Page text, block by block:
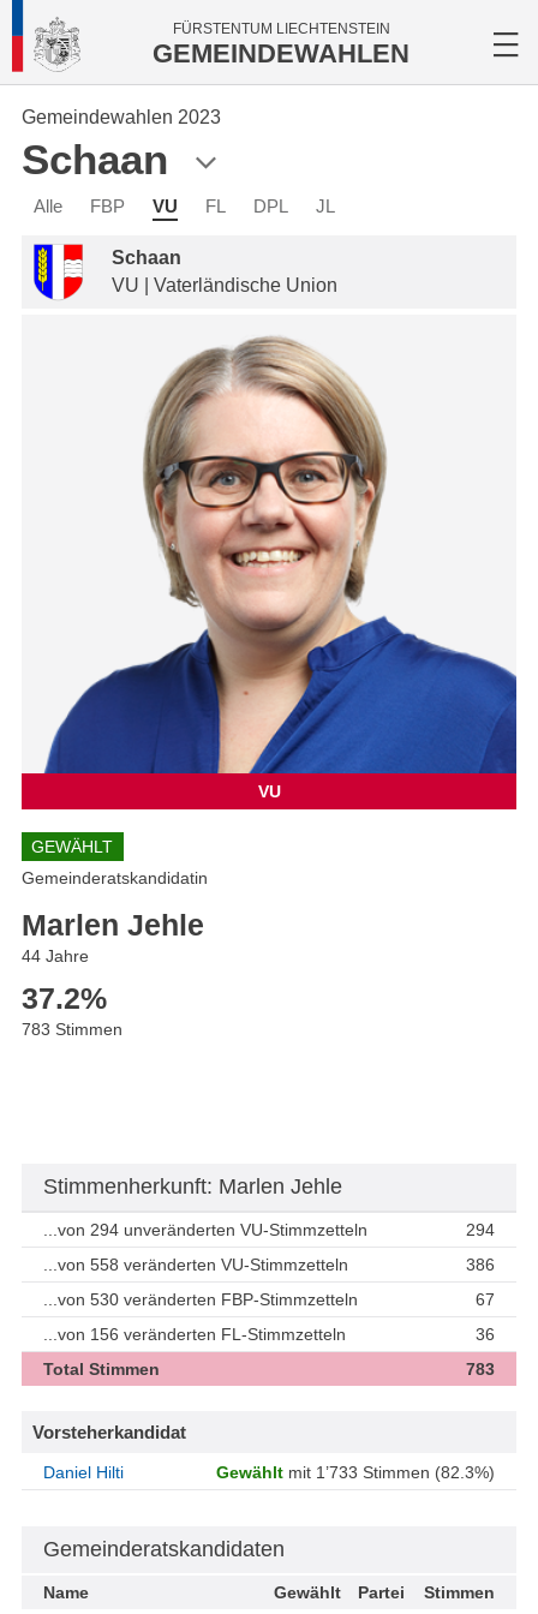
FÜRSTENTUM LIECHTENSTEIN
GEMEINDEWAHLEN
Gemeindewahlen 2023
Schaan
Alle FBP VU FL DPL JL
Schaan
VU | Vaterländische Union
VU
GEWÄHLT
Gemeinderatskandidatin
Marlen Jehle
44 Jahre
37.2%
783 Stimmen
Stimmenherkunft: Marlen Jehle
...von 294 unveränderten VU-Stimmzetteln
294
...von 558 veränderten VU-Stimmzetteln
386
...von 530 veränderten FBP-Stimmzetteln
67
...von 156 veränderten FL-Stimmzetteln
36
Total Stimmen
783
Vorsteherkandidat
Daniel Hilti Gewählt mit 1’733 Stimmen (82.3%)
Gemeinderatskandidaten
Name Gewählt Partei Stimmen